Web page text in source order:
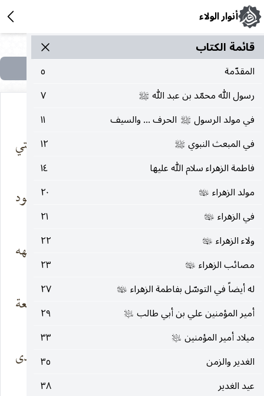
أنوار الولاء
قائمة الکتاب
المقدّمة
٥
رسول الله محمّد بن عبد الله صلى‌الله‌عليه‌وآله
٧
في مولد الرسول صلى‌الله‌عليه‌وآله الحرف ... والسيف
١١
في المبعث النبوي صلى‌الله‌عليه‌وآله
١٢
فاطمة الزهراء سلام الله عليها
١٤
مولد الزهراء عليها‌السلام
٢٠
في الزهراء عليها‌السلام
٢١
ولاء الزهراء عليها‌السلام
٢٢
مصائب الزهراء عليها‌السلام
٢٣
له أيضاً في التوسّل بفاطمة الزهراء عليها‌السلام
٢٧
أمير المؤمنين علي بن أبي طالب عليه‌السلام
٢٩
ميلاد أمير المؤمنين عليه‌السلام
٣٣
الغدير والزمن
٣٥
عيد الغدير
٣٨
ذكريات الإسلام
تخطر في قلبي فتعلو في جبهتي
يوم كان « الرسول
» يزحف ، والدّ رب إلى مرفأ الخلود
قد تحدّى بالحق كلَّ
الطواغيت فهبّت في وجهه
ثم دكَّ الهدى رؤاهافشعّت في دجاها الشريعة
وتعود الذكرى ،
فهذا « عليٌّ » وصمودٌ على الهدى